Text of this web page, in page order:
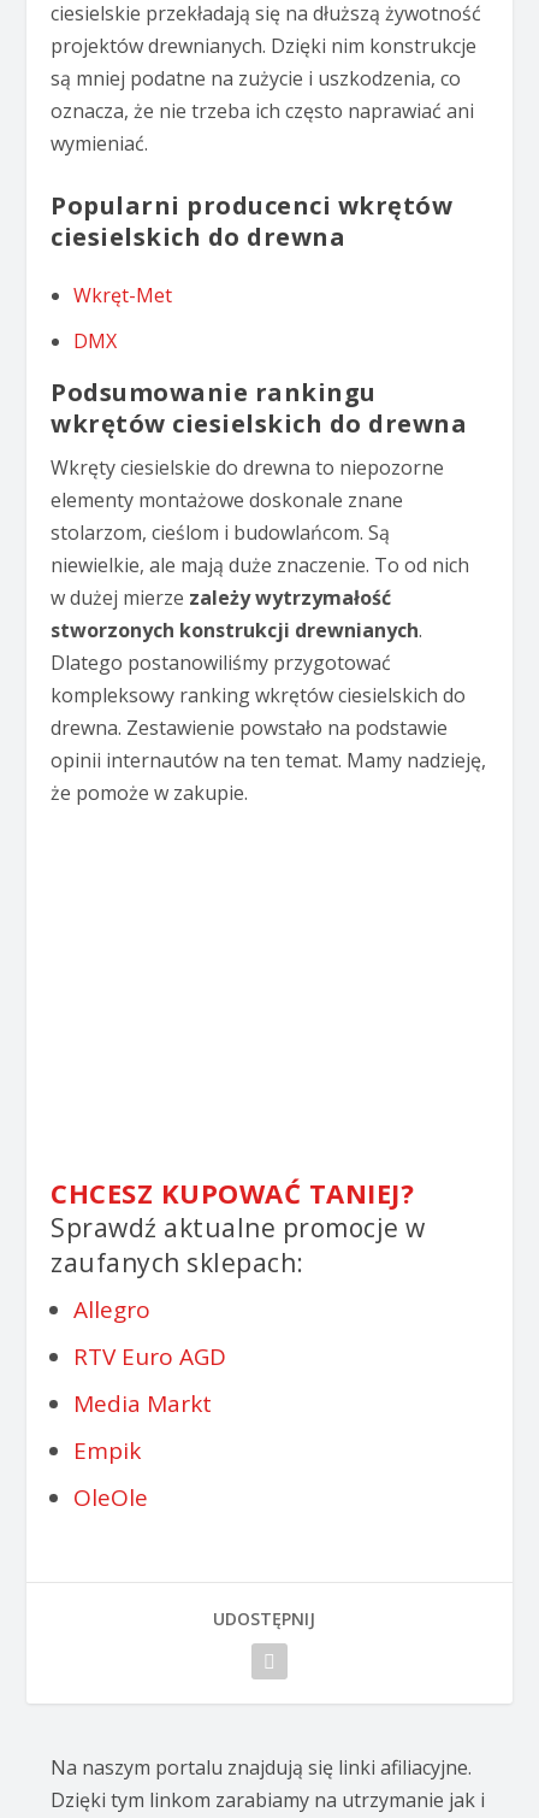
ciesielskie przekładają się na dłuższą żywotność
projektów drewnianych. Dzięki nim konstrukcje
są mniej podatne na zużycie i uszkodzenia, co
oznacza, że nie trzeba ich często naprawiać ani
wymieniać.
Popularni producenci wkrętów
ciesielskich do drewna
Wkręt-Met
DMX
Podsumowanie rankingu
wkrętów ciesielskich do drewna
Wkręty ciesielskie do drewna to niepozorne
elementy montażowe doskonale znane
stolarzom, cieślom i budowlańcom. Są
niewielkie, ale mają duże znaczenie. To od nich
w dużej mierze zależy wytrzymałość
stworzonych konstrukcji drewnianych.
Dlatego postanowiliśmy przygotować
kompleksowy ranking wkrętów ciesielskich do
drewna. Zestawienie powstało na podstawie
opinii internautów na ten temat. Mamy nadzieję,
że pomoże w zakupie.
CHCESZ KUPOWAĆ TANIEJ?
Sprawdź aktualne promocje w
zaufanych sklepach:
Allegro
RTV Euro AGD
Media Markt
Empik
OleOle
UDOSTĘPNIJ
Na naszym portalu znajdują się linki afiliacyjne.
Dzięki tym linkom zarabiamy na utrzymanie jak i